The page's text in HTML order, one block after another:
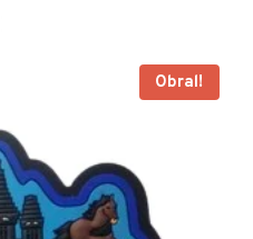
Obral!